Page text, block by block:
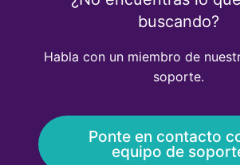
buscando?
Habla con un miembro de
soporte.
Ponte en contacto
equipo de